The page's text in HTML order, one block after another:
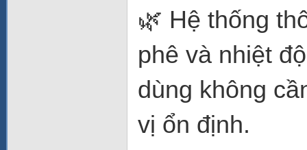
🌿 Hệ thống
phê và nhiệt
dùng không
vị ổn định.